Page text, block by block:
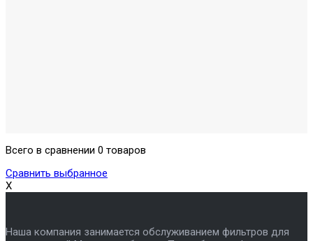
Всего в сравнении 0 товаров
Сравнить выбранное
X
Наша компания занимается обслуживанием фильтров для